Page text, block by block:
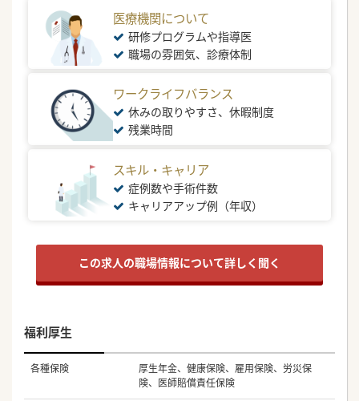
医療機関について
研修プログラムや指導医
職場の雰囲気、診療体制
ワークライフバランス
休みの取りやすさ、休暇制度
残業時間
スキル・キャリア
症例数や手術件数
キャリアアップ例（年収）
この求人の職場情報について詳しく聞く
福利厚生
各種保険
厚生年金、健康保険、雇用保険、労災保
険、医師賠償責任保険